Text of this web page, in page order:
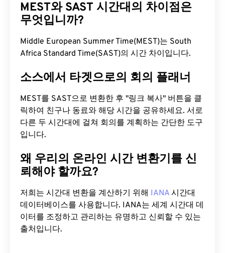
MEST와 SAST 시간대의 차이점은
무엇입니까?
Middle European Summer Time(MEST)는 South
Africa Standard Time(SAST)의 시간 차이입니다.
소스에서 타겟으로의 회의 플래너
MEST를 SAST으로 변환한 후 "링크 복사" 버튼을 클
릭하여 친구나 동료와 해당 시간을 공유하세요. 서로
다른 두 시간대에 걸쳐 회의를 계획하는 간단한 도구
입니다.
왜 우리의 온라인 시간 변환기를 신
뢰해야 할까요?
저희는 시간대 변환을 계산하기 위해 IANA 시간대
데이터베이스를 사용합니다. IANA는 세계 시간대 데
이터를 조정하고 관리하는 유명하고 신뢰할 수 있는
출처입니다.